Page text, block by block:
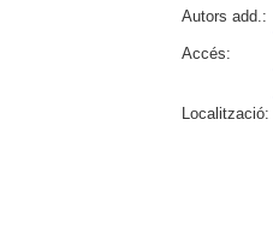
Autors add.:
Accés:
Localització: